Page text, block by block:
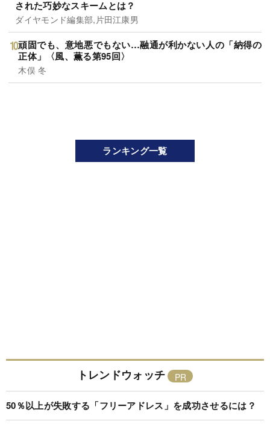
された巧妙なスキームとは？
ダイヤモンド編集部,片田江康男
頑固でも、意地悪でもない…融通が利かない人の「納得の
正体」〈風、薫る第95回〉
木俣 冬
ランキング一覧
トレンドウォッチ
50％以上が失敗する「フリーアドレス」を成功させるには？